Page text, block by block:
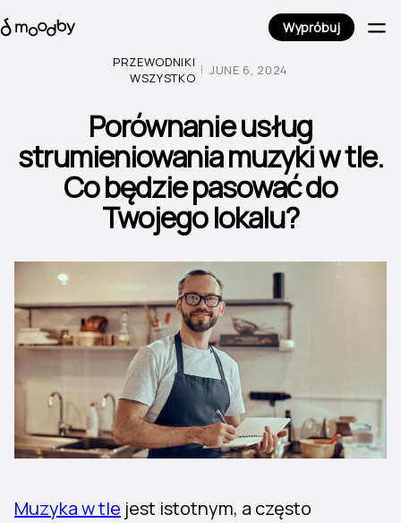
Wypróbuj
PRZEWODNIKI
WSZYSTKO
JUNE 6, 2024
Porównanie usług
strumieniowania muzyki w tle.
Co będzie pasować do
Twojego lokalu?
Muzyka w tle jest istotnym, a często